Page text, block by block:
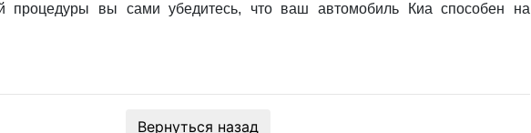
процедуры вы сами убедитесь, что ваш автомобиль Киа способен на
Вернуться назад